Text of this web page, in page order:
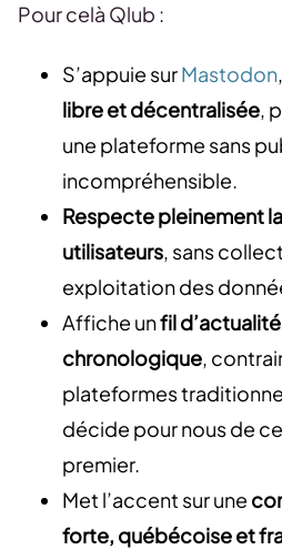
Pour celà Qlub :
S’appuie surMastodon
libre et décentralisée,
une plateforme sans
incompréhensible.
Respecte pleinement
utilisateurs, sans
exploitation des
Affiche unfil
chronologique,
plateformes
décide pour nous de
premier.
Met l’accent sur une
forte, québécoise et